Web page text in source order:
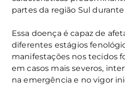
partes da região Sul durante
Essa doença é capaz de
diferentes estágios
manifestações nos tecidos
em casos mais severos,
na emergência e no vigor